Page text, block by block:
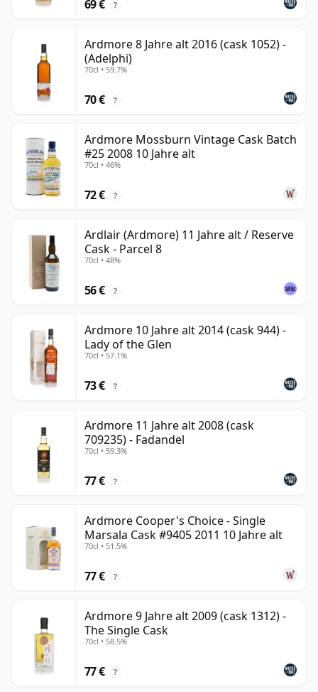
69 € ?
Ardmore 8 Jahre alt 2016 (cask 1052) -
(Adelphi)
70cl • 59.7%
70 € ?
Ardmore Mossburn Vintage Cask Batch
#25 2008 10 Jahre alt
70cl • 46%
72 € ?
Ardlair (Ardmore) 11 Jahre alt / Reserve
Cask - Parcel 8
70cl • 48%
56 € ?
Ardmore 10 Jahre alt 2014 (cask 944) -
Lady of the Glen
70cl • 57.1%
73 € ?
Ardmore 11 Jahre alt 2008 (cask
709235) - Fadandel
70cl • 59.3%
77 € ?
Ardmore Cooper's Choice - Single
Marsala Cask #9405 2011 10 Jahre alt
70cl • 51.5%
77 € ?
Ardmore 9 Jahre alt 2009 (cask 1312) -
The Single Cask
70cl • 58.5%
77 € ?